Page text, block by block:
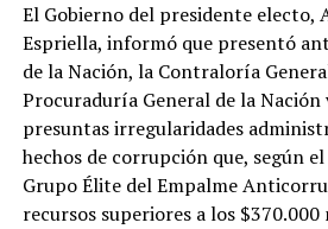
El Gobierno del presidente electo,
Espriella, informó que presentó
de la Nación, la Contraloría
Procuraduría General de la Nación
presuntas irregularidades
hechos de corrupción que, según
Grupo Élite del Empalme
recursos superiores a los $370.000